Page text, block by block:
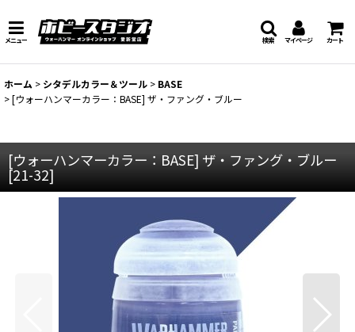
メニュー マイページ カート
検索
ホーム > シタデルカラー＆ツール > BASE
>[ウォーハンマーカラー：BASE] ザ・ファング・ブルー
[ウォーハンマーカラー：BASE] ザ・ファング・ブルー
[21-32]